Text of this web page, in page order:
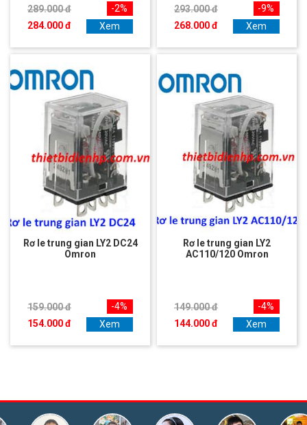
289.000 đ
284.000 đ
-2%
Xem
293.000 đ
268.000 đ
-9%
Xem
Rơ le trung gian LY2 DC24
Omron
159.000 đ
154.000 đ
-4%
Xem
Rơ le trung gian LY2
AC110/120 Omron
149.000 đ
144.000 đ
-4%
Xem